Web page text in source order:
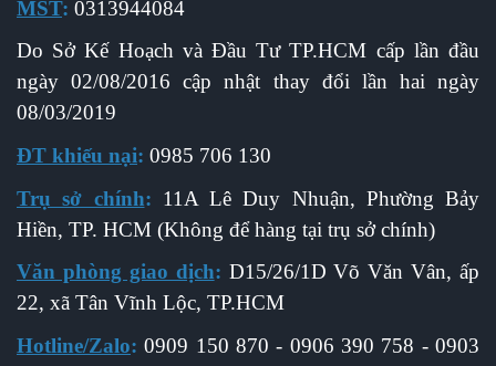
MST: 0313944084
Do Sở Kế Hoạch và Đầu Tư TP.HCM cấp lần đầu
ngày 02/08/2016 cập nhật thay đổi lần hai ngày
08/03/2019
ĐT khiếu nại: 0985 706 130
Trụ sở chính: 11A Lê Duy Nhuận, Phường Bảy
Hiền, TP. HCM (Không để hàng tại trụ sở chính)
Văn phòng giao dịch: D15/26/1D Võ Văn Vân, ấp
22, xã Tân Vĩnh Lộc, TP.HCM
Hotline/Zalo: 0909 150 870 - 0906 390 758 - 0903